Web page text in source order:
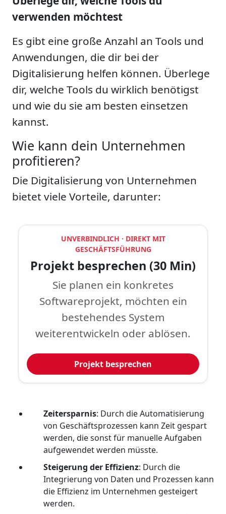
verwenden möchtest
Es gibt eine große Anzahl an Tools und
Anwendungen, die dir bei der
Digitalisierung helfen können. Überlege
dir, welche Tools du wirklich benötigst
und wie du sie am besten einsetzen
kannst.
Wie kann dein Unternehmen
profitieren?
Die Digitalisierung von Unternehmen
bietet viele Vorteile, darunter:
UNVERBINDLICH · DIREKT MIT
GESCHÄFTSFÜHRUNG
Projekt besprechen (30 Min)
Sie planen ein konkretes
Softwareprojekt, möchten ein
bestehendes System
weiterentwickeln oder ablösen.
Projekt besprechen
Zeitersparnis: Durch die Automatisierung
von Geschäftsprozessen kann Zeit gespart
werden, die sonst für manuelle Aufgaben
aufgewendet werden müsste.
Steigerung der Effizienz: Durch die
Integrierung von Daten und Prozessen kann
die Effizienz im Unternehmen gesteigert
werden.